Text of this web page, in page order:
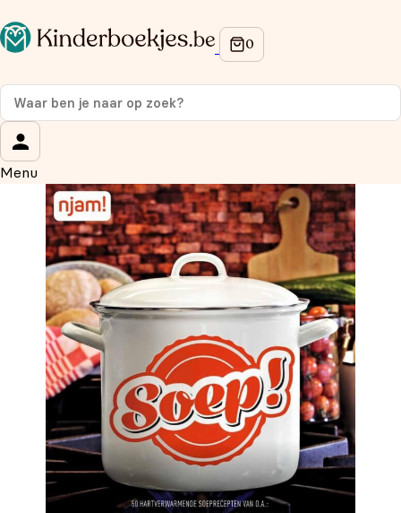
Menu
Op de hoogte blijven van onze acties?
Meld je aan voor onze nieuwsbrief en ontvang
korting
Wat is je voornaam?
Wat is je e-mailadres?*
Aanmelden
We gebruiken je gegevens om contact op te nemen, in
overeenstemming met onsprivacybeleid.